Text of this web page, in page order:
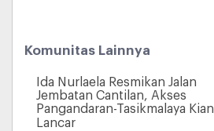
Komunitas Lainnya
Ida Nurlaela Resmikan Jalan
Jembatan Cantilan, Akses
Pangandaran-Tasikmalaya Kian
Lancar